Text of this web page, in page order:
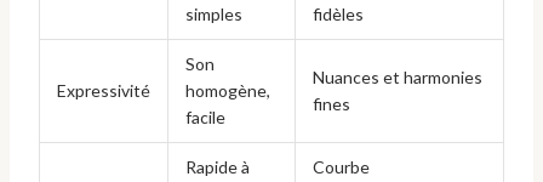
simples
fidèles
Expressivité
Son
homogène,
facile
Nuances et harmonies
fines
Rapide à
Courbe